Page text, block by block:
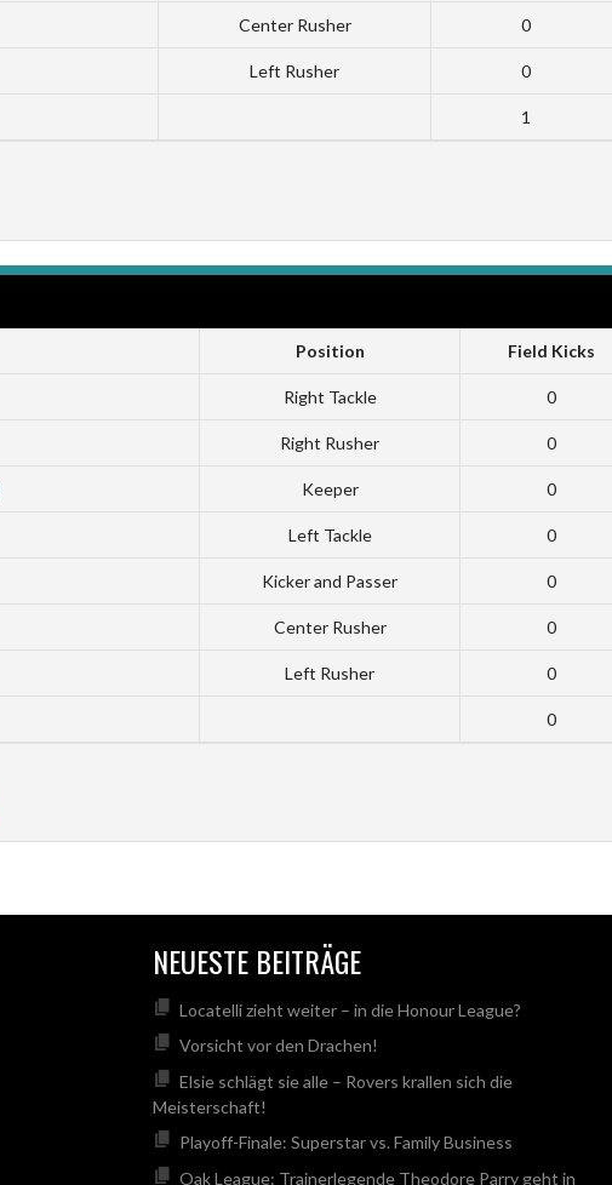
Center Rusher 0
Left Rusher 0
1
Position Field Kicks
Right Tackle 0
Right Rusher 0
Keeper 0
Left Tackle 0
Kicker and Passer 0
Center Rusher 0
Left Rusher 0
0
NEUESTE BEITRÄGE
Locatelli zieht weiter – in die Honour League?
Vorsicht vor den Drachen!
Elsie schlägt sie alle – Rovers krallen sich die
Meisterschaft!
Playoff-Finale: Superstar vs. Family Business
Oak League: Trainerlegende Theodore Parry geht in